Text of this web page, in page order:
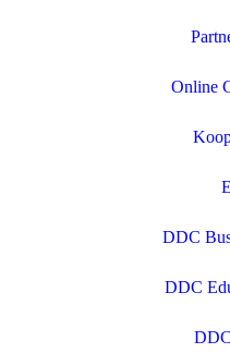
Online
DDC
DDC